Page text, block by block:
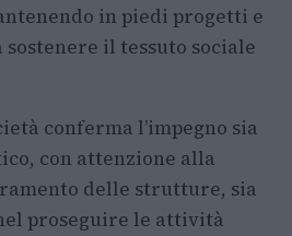
in piedi progetti e
il tessuto sociale
conferma l’impegno sia
con attenzione alla
delle strutture, sia
proseguire le attività